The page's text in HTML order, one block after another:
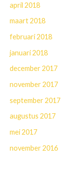
april 2018
maart 2018
februari 2018
januari 2018
december 2017
november 2017
september 2017
augustus 2017
mei 2017
november 2016